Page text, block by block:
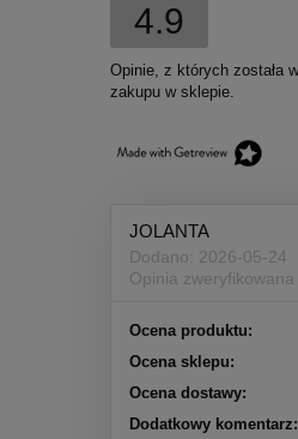
4.9
Opinie, z których została
zakupu w sklepie.
JOLANTA
Dodano: 2026-05-24
Opinia zweryfikowana
Ocena produktu:
Ocena sklepu:
Ocena dostawy:
Dodatkowy komentarz: